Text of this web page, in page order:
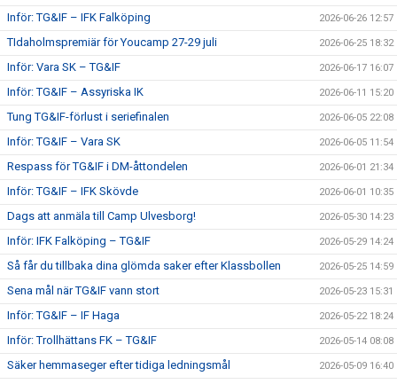
Inför: TG&IF – IFK Falköping 2026-06-26 12:57
TIdaholmspremiär för Youcamp 27-29 juli 2026-06-25 18:32
Inför: Vara SK – TG&IF 2026-06-17 16:07
Inför: TG&IF – Assyriska IK 2026-06-11 15:20
Tung TG&IF-förlust i seriefinalen 2026-06-05 22:08
Inför: TG&IF – Vara SK 2026-06-05 11:54
Respass för TG&IF i DM-åttondelen 2026-06-01 21:34
Inför: TG&IF – IFK Skövde 2026-06-01 10:35
Dags att anmäla till Camp Ulvesborg! 2026-05-30 14:23
Inför: IFK Falköping – TG&IF 2026-05-29 14:24
Så får du tillbaka dina glömda saker efter Klassbollen 2026-05-25 14:59
Sena mål när TG&IF vann stort 2026-05-23 15:31
Inför: TG&IF – IF Haga 2026-05-22 18:24
Inför: Trollhättans FK – TG&IF 2026-05-14 08:08
Säker hemmaseger efter tidiga ledningsmål 2026-05-09 16:40